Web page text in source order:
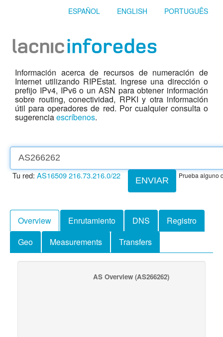
ESPAÑOL ENGLISH PORTUGUÊS
Información acerca de recursos de numeración de
Internet utilizando RIPEstat. Ingrese una dirección o
prefijo IPv4, IPv6 o un ASN para obtener información
sobre routing, conectividad, RPKI y otra información
útil para operadores de red. Por cualquier consulta o
sugerenciaescríbenos.
ENVIAR
Tu red: AS16509216.73.216.0/22 Prueba alguno
Overview Enrutamiento DNS
Registro
Geo
Measurements Transfers
AS Overview (AS266262)